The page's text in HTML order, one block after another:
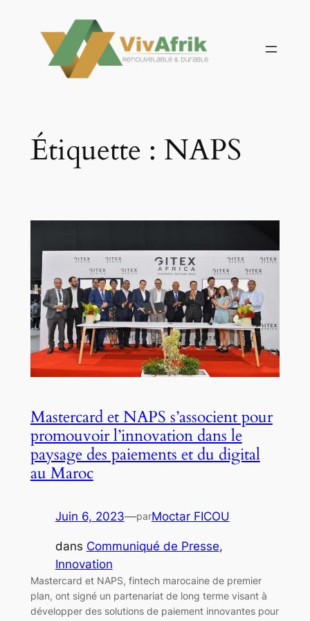
contenu
Étiquette : NAPS
Mastercard et NAPS s’associent pour
promouvoir l’innovation dans le
paysage des paiements et du digital
au Maroc
Juin 6, 2023—parMoctar FICOU
dans Communiqué de Presse
Innovation
Mastercard et NAPS, fintech marocaine de premier
plan, ont signé un partenariat de long terme visant à
développer des solutions de paiement innovantes pour